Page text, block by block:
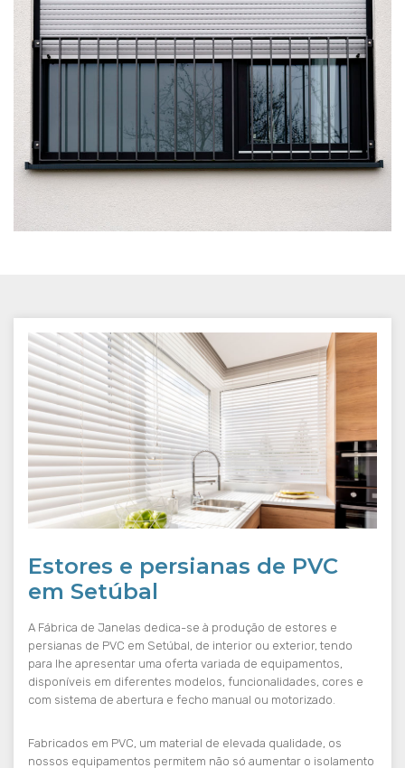
Estores e persianas de PVC
em Setúbal
A Fábrica de Janelas dedica-se à produção de estores e
persianas de PVC em Setúbal, de interior ou exterior, tendo
para lhe apresentar uma oferta variada de equipamentos,
disponíveis em diferentes modelos, funcionalidades, cores e
com sistema de abertura e fecho manual ou motorizado.
Fabricados em PVC, um material de elevada qualidade, os
nossos equipamentos permitem não só aumentar o isolamento